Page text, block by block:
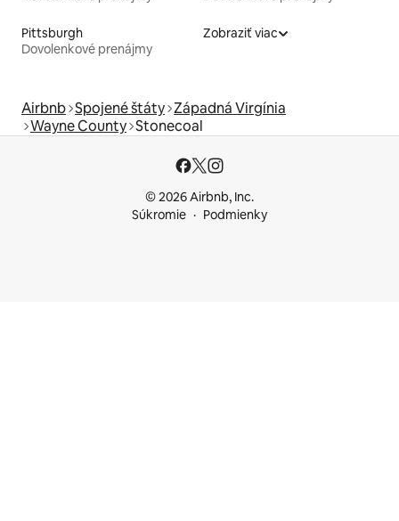
Pittsburgh
Dovolenkové prenájmy
Zobraziť viac
Airbnb Spojené štáty Západná Virgínia
Wayne County Stonecoal
© 2026 Airbnb, Inc.
Súkromie
Podmienky